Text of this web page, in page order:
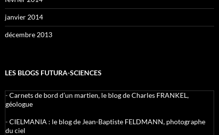
janvier 2014
décembre 2013
LES BLOGS FUTURA-SCIENCES
-Carnets de bord d’un martien, le blog de Charles FRANKEL,
géologue
-CIELMANIA : le blog de Jean-Baptiste FELDMANN, photographe
du ciel